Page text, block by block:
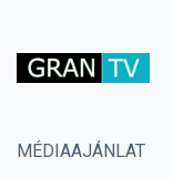
MÉDIAAJÁNLAT